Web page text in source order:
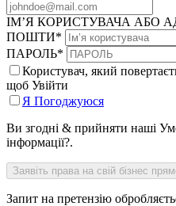
ІМ’Я КОРИСТУВАЧА АБО
ПОШТИ*
ПАРОЛЬ*
Користувач, який
щоб Увійти
Я Погоджуюся
Ви згодні & прийняти наші
інформації?.
Запит на претензію